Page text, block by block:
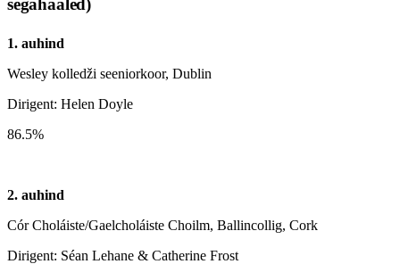
segahääled)
1. auhind
Wesley kolledži seeniorkoor, Dublin
Dirigent: Helen Doyle
86.5%
2. auhind
Cór Choláiste/Gaelcholáiste Choilm, Ballincollig, Cork
Dirigent: Séan Lehane & Catherine Frost